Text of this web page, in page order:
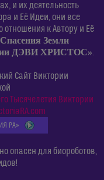
и их деятельность
и Её Идеи, они все
к Автору и Её
Земли
ДЭВИ ХРИСТОС».
Сайт Виктории
Тысячелетия Виктории
РА»
опасен для биороботов,